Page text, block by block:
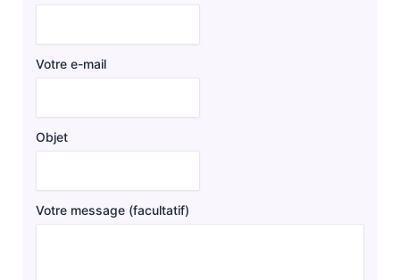
Votre e-mail
Objet
Votre message (facultatif)